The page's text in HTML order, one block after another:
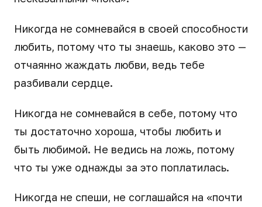
Никогда не сомневайся в своей способности
любить, потому что ты знаешь, каково это —
отчаянно жаждать любви, ведь тебе
разбивали сердце.
Никогда не сомневайся в себе, потому что
ты достаточно хороша, чтобы любить и
быть любимой. Не ведись на ложь, потому
что ты уже однажды за это поплатилась.
Никогда не спеши, не соглашайся на «почти